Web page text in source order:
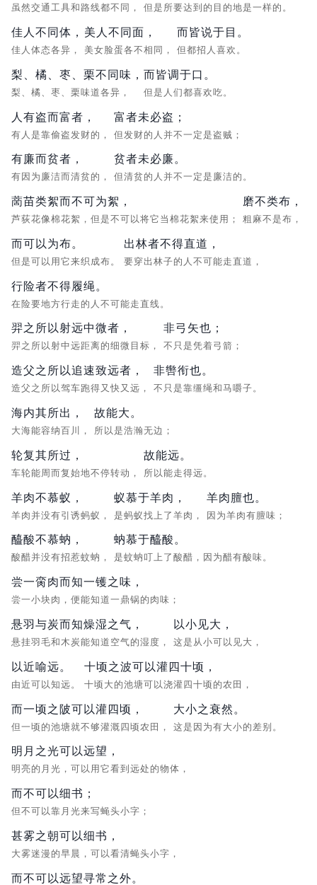
虽然交通工具和路线都不同， 但是所要达到的目的地是一样的。
佳人不同体，
佳人体态各异，
美人不同面，
美女脸蛋各不相同，
而皆说于目。
但都招人喜欢。
梨、橘、枣、栗不同味，
梨、橘、枣、栗味道各异，
而皆调于口。
但是人们都喜欢吃。
人有盗而富者，
有人是靠偷盗发财的，
富者未必盗；
但发财的人并不一定是盗贼；
有廉而贫者，
有因为廉洁而清贫的，
贫者未必廉。
但清贫的人并不一定是廉洁的。
蔐苗类絮而不可为絮，
芦荻花像棉花絮，但是不可以将它当棉花絮来使用；
磨不类布，
粗麻不是布，
而可以为布。
但是可以用它来织成布。
出林者不得直道，
要穿出林子的人不可能走直道，
行险者不得履绳。
在险要地方行走的人不可能走直线。
羿之所以射远中微者，
羿之所以射中远距离的细微目标，
非弓矢也；
不只是凭着弓箭；
造父之所以追速致远者，
造父之所以驾车跑得又快又远，
非辔衔也。
不只是靠缰绳和马嚼子。
海内其所出，
大海能容纳百川，
故能大。
所以是浩瀚无边；
轮复其所过，
车轮能周而复始地不停转动，
故能远。
所以能走得远。
羊肉不慕蚁，
羊肉并没有引诱蚂蚁，
蚁慕于羊肉，
是蚂蚁找上了羊肉，
羊肉膻也。
因为羊肉有膻味；
醯酸不慕蚋，
酸醋并没有招惹蚊蚋，
蚋慕于醯酸。
是蚊蚋叮上了酸醋，因为醋有酸味。
尝一脔肉而知一镬之味，
尝一小块肉，便能知道一鼎锅的肉味；
悬羽与炭而知燥湿之气，
悬挂羽毛和木炭能知道空气的湿度，
以小见大，
这是从小可以见大，
以近喻远。
由近可以知远。
十顷之波可以灌四十顷，
十顷大的池塘可以浇灌四十顷的农田，
而一顷之陂可以灌四顷，
但一顷的池塘就不够灌溉四顷农田，
大小之衰然。
这是因为有大小的差别。
明月之光可以远望，
明亮的月光，可以用它看到远处的物体，
而不可以细书；
但不可以靠月光来写蝇头小字；
甚雾之朝可以细书，
大雾迷漫的早晨，可以看清蝇头小字，
而不可以远望寻常之外。